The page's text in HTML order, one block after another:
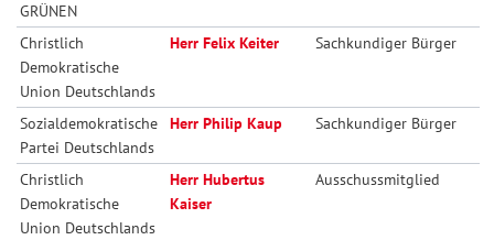
GRÜNEN
Christlich
Demokratische
Union Deutschlands
Herr Felix Keiter Sachkundiger Bürger
Sozialdemokratische
Partei Deutschlands
Herr Philip Kaup Sachkundiger Bürger
Christlich
Demokratische
Union Deutschlands
Herr Hubertus
Kaiser
Ausschussmitglied